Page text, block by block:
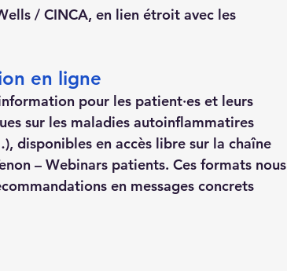
/ CINCA, en lien étroit avec les
en ligne
pour les patient·es et leurs
sur les maladies autoinflammatires
disponibles en accès libre sur la chaîne
– Webinars patients. Ces formats nous
en messages concrets